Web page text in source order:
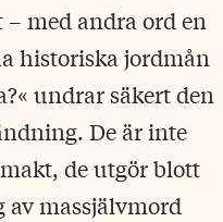
med andra ord en
historiska jordmån
undrar säkert den
De är inte
de utgör blott
massjälvmord